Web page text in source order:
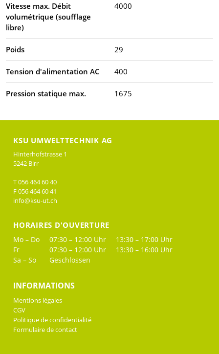
Vitesse max. Débit
volumétrique (soufflage
libre)
4000
Poids 29
Tension d'alimentation AC 400
Pression statique max. 1675
KSU UMWELTTECHNIK AG
Hinterhofstrasse 1
5242 Birr
T 056 464 60 40
F 056 464 60 41
info@ksu-ut.ch
HORAIRES D'OUVERTURE
Mo – Do 07:30 – 12:00 Uhr
13:30 – 17:00 Uhr
Fr
07:30 – 12:00 Uhr
13:30 – 16:00 Uhr
Sa – So
Geschlossen
INFORMATIONS
Mentions légales
CGV
Politique de confidentialité
Formulaire de contact